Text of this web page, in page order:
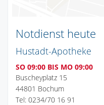
Notdienst heute
Hustadt-Apotheke
SO 09:00 BIS MO 09:00
Buscheyplatz 15
44801 Bochum
Tel: 0234/70 16 91